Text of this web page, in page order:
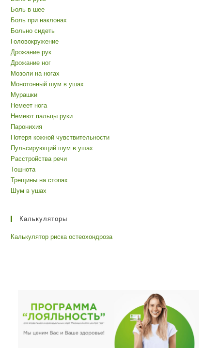
Боль в шее
Боль при наклонах
Больно сидеть
Головокружение
Дрожание рук
Дрожание ног
Мозоли на ногах
Монотонный шум в ушах
Мурашки
Немеет нога
Немеют пальцы руки
Паронихия
Потеря кожной чувствительности
Пульсирующий шум в ушах
Расстройства речи
Тошнота
Трещины на стопах
Шум в ушах
Калькуляторы
Калькулятор риска остеохондроза